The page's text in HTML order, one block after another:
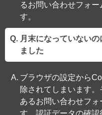
るお問い合わせフォ
す。
月末になっていない
ました
ブラウザの設定から
除されてしまいます
あるお問い合わせフ